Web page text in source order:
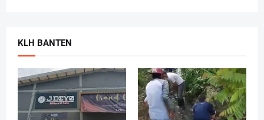
KLH BANTEN